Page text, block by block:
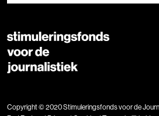
Copyright © 2020 Stimuleringsfonds voor de